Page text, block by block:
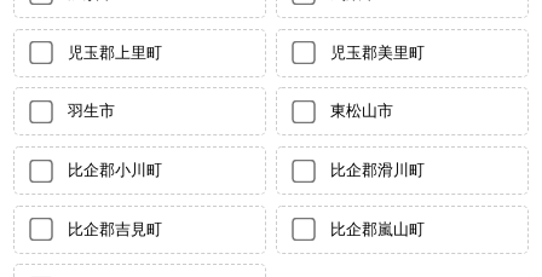
児玉郡上里町 児玉郡美里町
羽生市 東松山市
比企郡小川町 比企郡滑川町
比企郡吉見町 比企郡嵐山町